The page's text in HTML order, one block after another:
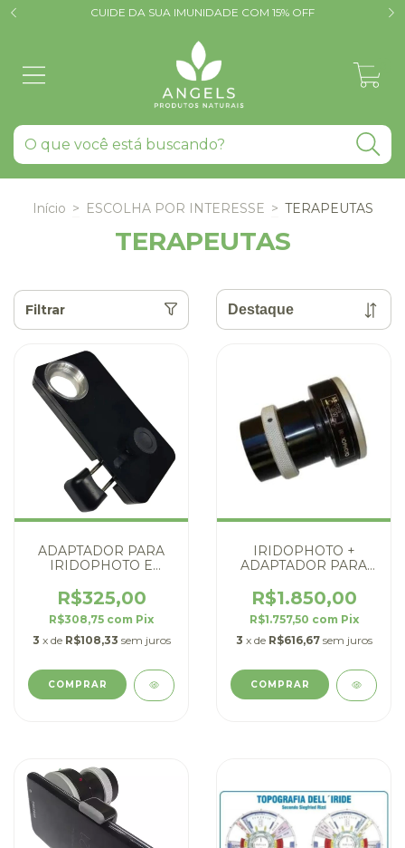
CUIDE DA SUA IMUNIDADE COM 15% OFF
Início > ESCOLHA POR INTERESSE > TERAPEUTAS
TERAPEUTAS
Filtrar
ADAPTADOR PARA
IRIDOPHOTO E
R$325,00
R$308,75 com Pix
3 x de R$108,33 sem juros
IRIDOPHOTO +
ADAPTADOR PARA
R$1.850,00
R$1.757,50 com Pix
3 x de R$616,67 sem juros